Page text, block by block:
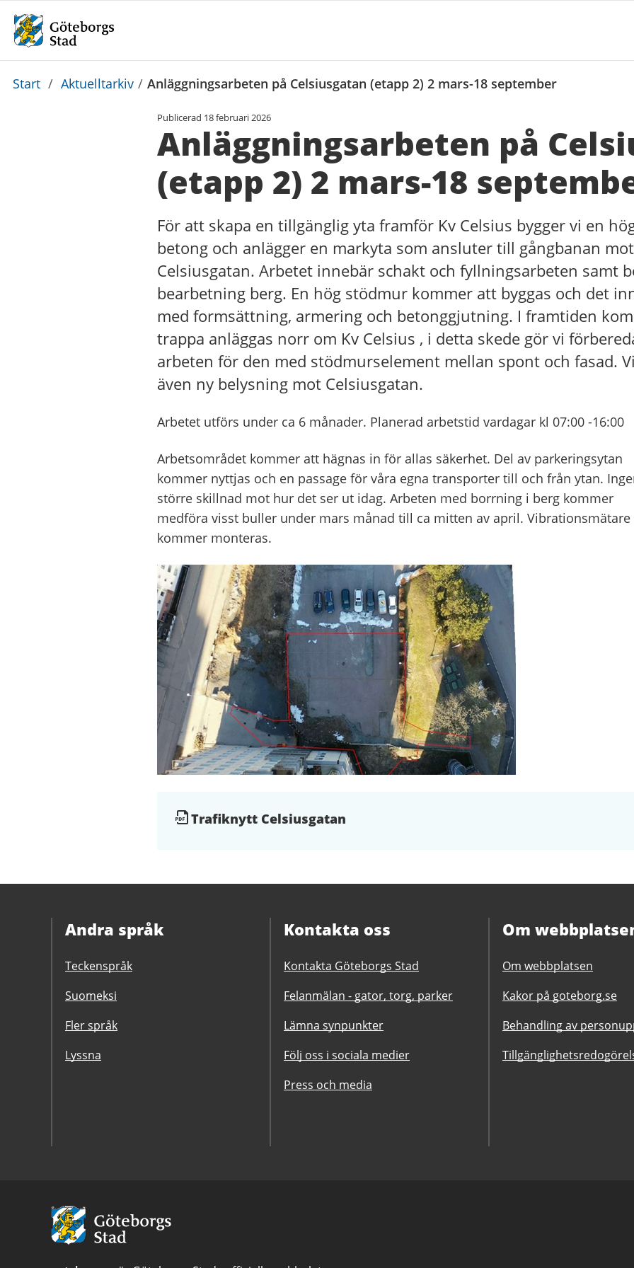
Du
Start / Aktuelltarkiv / Anläggningsarbeten på Celsiusgatan (etapp 2) 2 mars-18 september
Publicerad 18 februari 2026
Anläggningsarbeten på
(etapp 2) 2 mars-18
För att skapa en tillgänglig yta framför Kv Celsius bygger vi en
betong och anlägger en markyta som ansluter till gångbanan mot
Celsiusgatan. Arbetet innebär schakt och fyllningsarbeten samt
bearbetning berg. En hög stödmur kommer att byggas och det
med formsättning, armering och betonggjutning. I framtiden
trappa anläggas norr om Kv Celsius , i detta skede gör vi
arbeten för den med stödmurselement mellan spont och fasad.
även ny belysning mot Celsiusgatan.
Arbetet utförs under ca 6 månader. Planerad arbetstid vardagar kl 07:00 -16:00
Arbetsområdet kommer att hägnas in för allas säkerhet. Del av parkeringsytan
kommer nyttjas och en passage för våra egna transporter till och från ytan.
större skillnad mot hur det ser ut idag. Arbeten med borrning i berg kommer
medföra visst buller under mars månad till ca mitten av april. Vibrationsmätare
kommer monteras.
Dokument
Trafiknytt Celsiusgatan
Andra språk
Teckenspråk
Suomeksi
Fler språk
Lyssna
Kontakta oss
Kontakta Göteborgs Stad
Felanmälan - gator, torg, parker
Lämna synpunkter
Följ oss i sociala medier
Press och media
Om
Om webbplatsen
Kakor på goteborg.se
Behandling av
Avsändare:
Göteborgs
Stad